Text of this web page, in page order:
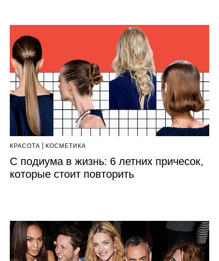
КРАСОТА КОСМЕТИКА
С подиума в жизнь: 6 летних причесок,
которые стоит повторить